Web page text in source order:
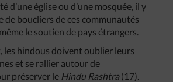
d’une église ou d’une mosquée, il y
de boucliers de ces communautés
le soutien de pays étrangers.
les hindous doivent oublier leurs
et se rallier autour de
préserver le Hindu Rashtra(17).